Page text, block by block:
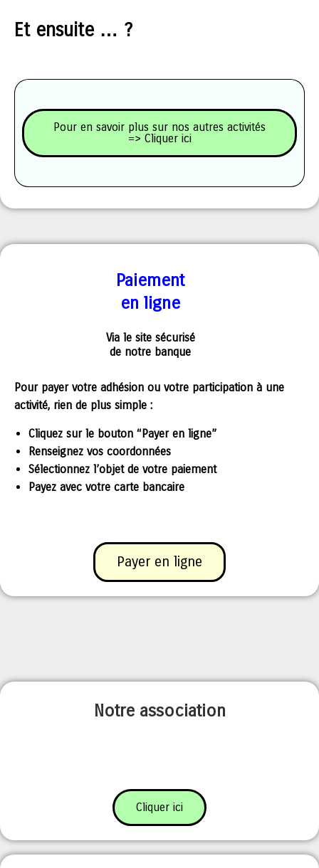
Et ensuite … ?
Pour en savoir plus sur nos autres activités
=> Cliquer ici
Paiement
en ligne
Via le site sécurisé
de notre banque
Pour payer votre adhésion ou votre participation à une
activité, rien de plus simple :
Cliquez sur le bouton “Payer en ligne”
Renseignez vos coordonnées
Sélectionnez l’objet de votre paiement
Payez avec votre carte bancaire
Payer en ligne
Notre association
Cliquer ici